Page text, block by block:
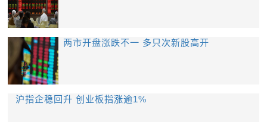
两市开盘涨跌不一 多只次新股高开
沪指企稳回升 创业板指涨逾1%